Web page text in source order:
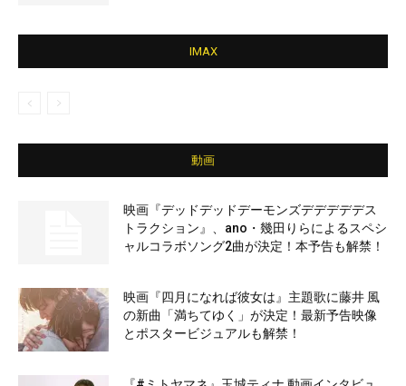
IMAX
動画
映画『デッドデッドデーモンズデデデデデス
トラクション』、ano・幾田りらによるスペシ
ャルコラボソング2曲が決定！本予告も解禁！
映画『四月になれば彼女は』主題歌に藤井 風
の新曲「満ちてゆく」が決定！最新予告映像
とポスタービジュアルも解禁！